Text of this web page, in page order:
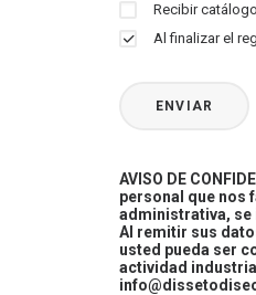
Recibir catálogo
Al finalizar el
AVISO DE
personal que nos
administrativa, se
Al remitir sus
usted pueda ser
actividad